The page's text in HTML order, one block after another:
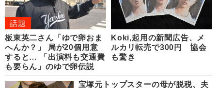
話題
板東英二さん「ゆで卵おま
へんか？」 局が20個用意
すると… 「出演料も交通費
も要らん」のゆで卵伝説
Koki,起用の新聞広告、メ
ルカリ転売で300円 協会
も驚き
宝塚元トップスターの母が脱税、夫